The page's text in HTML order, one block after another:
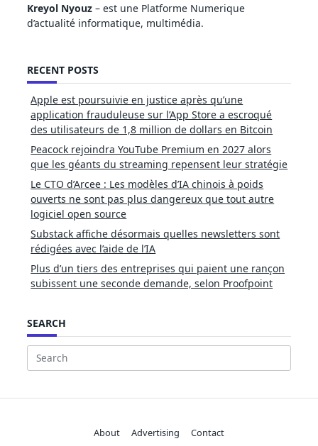
Kreyol Nyouz – est une Platforme Numerique
d’actualité informatique, multimédia.
RECENT POSTS
Apple est poursuivie en justice après qu’une
application frauduleuse sur l’App Store a escroqué
des utilisateurs de 1,8 million de dollars en Bitcoin
Peacock rejoindra YouTube Premium en 2027 alors
que les géants du streaming repensent leur stratégie
Le CTO d’Arcee : Les modèles d’IA chinois à poids
ouverts ne sont pas plus dangereux que tout autre
logiciel open source
Substack affiche désormais quelles newsletters sont
rédigées avec l’aide de l’IA
Plus d’un tiers des entreprises qui paient une rançon
subissent une seconde demande, selon Proofpoint
SEARCH
Search
About Advertising Contact